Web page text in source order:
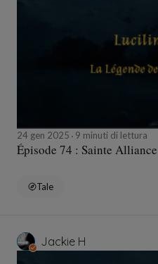
24 gen 2025 9 minuti di lettura
Épisode 74 : Sainte Alliance
Tale
Jackie H